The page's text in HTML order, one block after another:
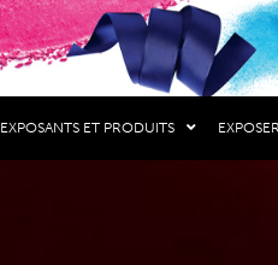
EXPOSANTS ET PRODUITS EXPOSER